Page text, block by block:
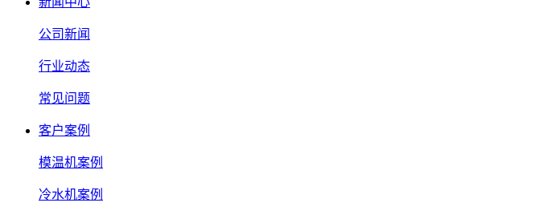
公司新闻
行业动态
常见问题
客户案例
模温机案例
冷水机案例